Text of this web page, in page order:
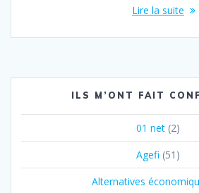
Lire la suite
ILS M’ONT FAIT
01 net (2)
Agefi (51)
Alternatives